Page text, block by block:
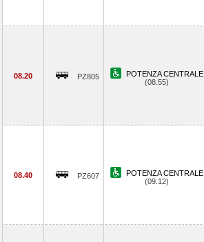
08.20 PZ805
POTENZA CENTRALE
(08.55)
08.40 PZ607
POTENZA CENTRALE
(09.12)